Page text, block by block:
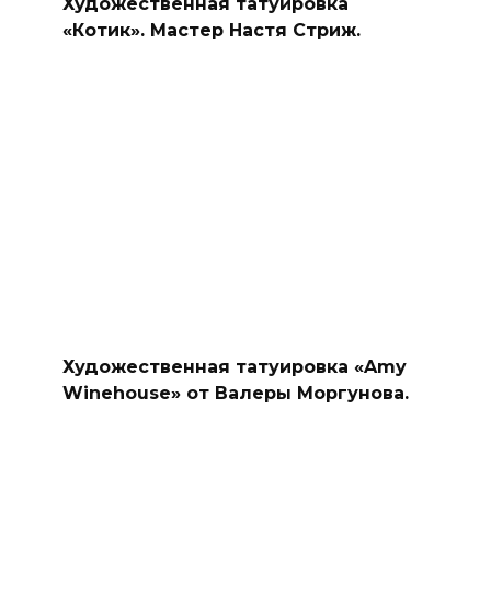
«Котик». Мастер Настя Стриж.
Художественная татуировка «Amy
Winehouse» от Валеры Моргунова.